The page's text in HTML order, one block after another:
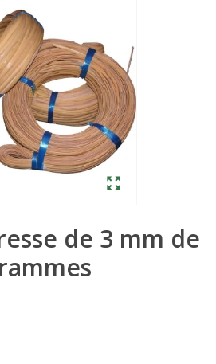
de 3 mm de